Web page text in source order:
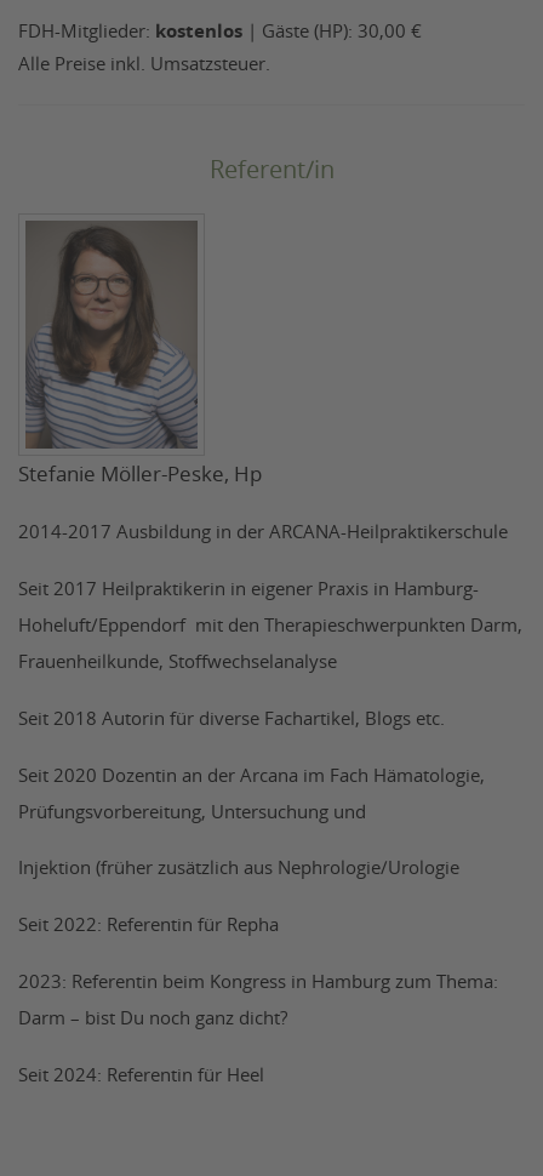
FDH-Mitglieder: kostenlos | Gäste (HP): 30,00 €
Alle Preise inkl. Umsatzsteuer.
Referent/in
Stefanie Möller-Peske, Hp
2014-2017 Ausbildung in der ARCANA-Heilpraktikerschule
Seit 2017 Heilpraktikerin in eigener Praxis in Hamburg-
Hoheluft/Eppendorf mit den Therapieschwerpunkten Darm,
Frauenheilkunde, Stoffwechselanalyse
Seit 2018 Autorin für diverse Fachartikel, Blogs etc.
Seit 2020 Dozentin an der Arcana im Fach Hämatologie,
Prüfungsvorbereitung, Untersuchung und
Injektion (früher zusätzlich aus Nephrologie/Urologie
Seit 2022: Referentin für Repha
2023: Referentin beim Kongress in Hamburg zum Thema:
Darm – bist Du noch ganz dicht?
Seit 2024: Referentin für Heel